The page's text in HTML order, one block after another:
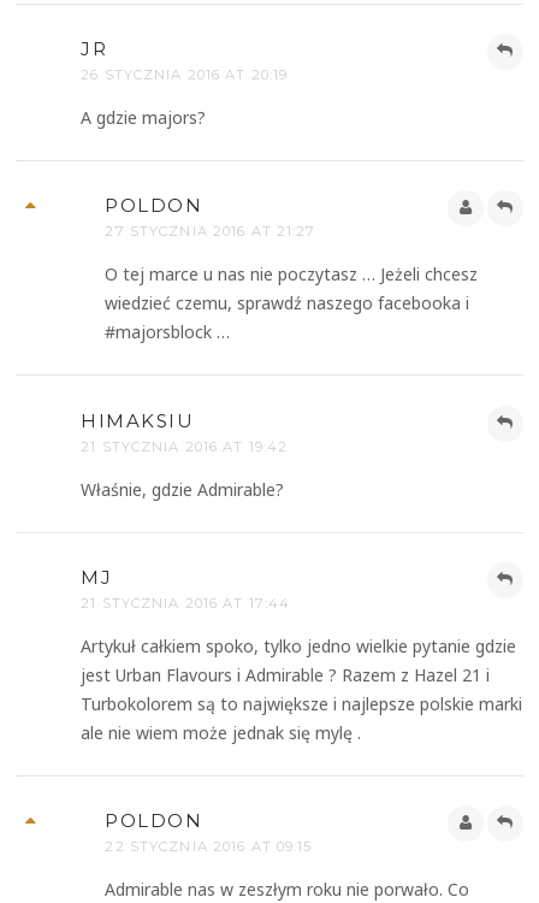
JR
26 STYCZNIA 2016 AT 20:19
A gdzie majors?
POLDON
27 STYCZNIA 2016 AT 21:27
O tej marce u nas nie poczytasz … Jeżeli chcesz
wiedzieć czemu, sprawdź naszego facebooka i
#majorsblock …
HIMAKSIU
21 STYCZNIA 2016 AT 19:42
Właśnie, gdzie Admirable?
MJ
21 STYCZNIA 2016 AT 17:44
Artykuł całkiem spoko, tylko jedno wielkie pytanie gdzie
jest Urban Flavours i Admirable ? Razem z Hazel 21 i
Turbokolorem są to największe i najlepsze polskie marki
ale nie wiem może jednak się mylę .
POLDON
22 STYCZNIA 2016 AT 09:15
Admirable nas w zeszłym roku nie porwało. Co